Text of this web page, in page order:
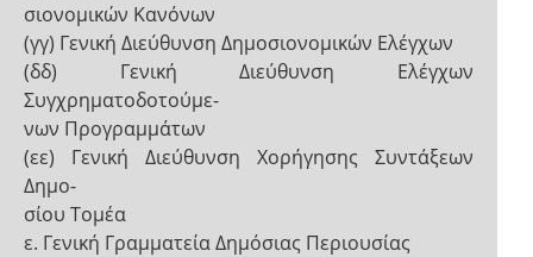
σιονομικών Κανόνων
(γγ) Γενική Διεύθυνση Δημοσιονομικών Ελέγχων
(δδ) Γενική Διεύθυνση Ελέγχων
Συγχρηματοδοτούμε-
νων Προγραμμάτων
(εε) Γενική Διεύθυνση Χορήγησης Συντάξεων
Δημο-
σίου Τομέα
ε. Γενική Γραμματεία Δημόσιας Περιουσίας